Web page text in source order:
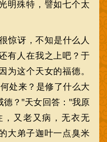
明殊特，譬如七个太
惊讶，不知是什么人
有人在我之上吧？于
为这个天女的福德。
处来？是修了什么大
德？"天女回答："我原
又老又病，无衣无
大弟子迦叶一点臭米